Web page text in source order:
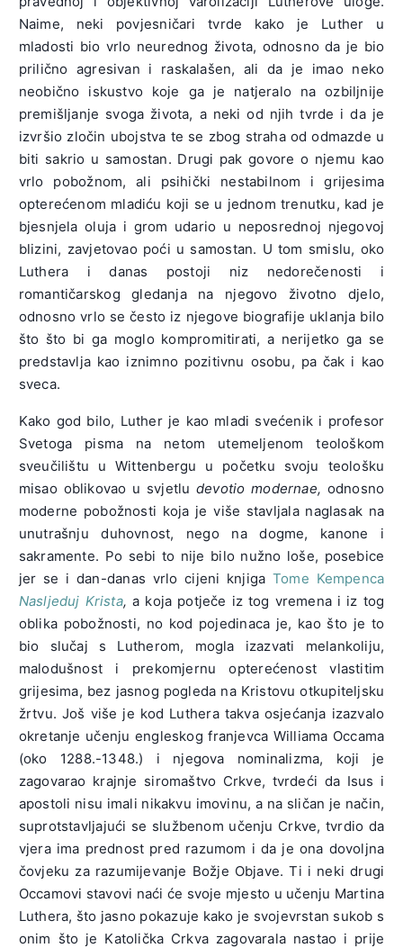
Naime, neki povjesničari tvrde kako je Luther u
mladosti bio vrlo neurednog života, odnosno da je bio
prilično agresivan i raskalašen, ali da je imao neko
neobično iskustvo koje ga je natjeralo na ozbiljnije
premišljanje svoga života, a neki od njih tvrde i da je
izvršio zločin ubojstva te se zbog straha od odmazde u
biti sakrio u samostan. Drugi pak govore o njemu kao
vrlo pobožnom, ali psihički nestabilnom i grijesima
opterećenom mladiću koji se u jednom trenutku, kad je
bjesnjela oluja i grom udario u neposrednoj njegovoj
blizini, zavjetovao poći u samostan. U tom smislu, oko
Luthera i danas postoji niz nedorečenosti i
romantičarskog gledanja na njegovo životno djelo,
odnosno vrlo se često iz njegove biografije uklanja bilo
što što bi ga moglo kompromitirati, a nerijetko ga se
predstavlja kao iznimno pozitivnu osobu, pa čak i kao
sveca.
Kako god bilo, Luther je kao mladi svećenik i profesor
Svetoga pisma na netom utemeljenom teološkom
sveučilištu u Wittenbergu u početku svoju teološku
misao oblikovao u svjetludevotio modernae, odnosno
moderne pobožnosti koja je više stavljala naglasak na
unutrašnju duhovnost, nego na dogme, kanone i
sakramente. Po sebi to nije bilo nužno loše, posebice
jer se i dan-danas vrlo cijeni knjigaTome Kempenca
Nasljeduj Krista,a koja potječe iz tog vremena i iz tog
oblika pobožnosti, no kod pojedinaca je, kao što je to
bio slučaj s Lutherom, mogla izazvati melankoliju,
malodušnost i prekomjernu opterećenost vlastitim
grijesima, bez jasnog pogleda na Kristovu otkupiteljsku
žrtvu. Još više je kod Luthera takva osjećanja izazvalo
okretanje učenju engleskog franjevca Williama Occama
(oko 1288.-1348.) i njegova nominalizma, koji je
zagovarao krajnje siromaštvo Crkve, tvrdeći da Isus i
apostoli nisu imali nikakvu imovinu, a na sličan je način,
suprotstavljajući se službenom učenju Crkve, tvrdio da
vjera ima prednost pred razumom i da je ona dovoljna
čovjeku za razumijevanje Božje Objave. Ti i neki drugi
Occamovi stavovi naći će svoje mjesto u učenju Martina
Luthera, što jasno pokazuje kako je svojevrstan sukob s
onim što je Katolička Crkva zagovarala nastao i prije